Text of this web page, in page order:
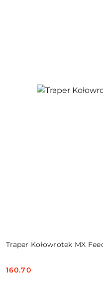
Traper Kołowrotek MX
Cena:
160.70